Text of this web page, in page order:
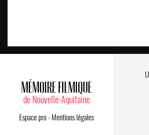
MÉMOIRE FILMIQUE
de Nouvelle-Aquitaine
Espace pro- Mentions légales